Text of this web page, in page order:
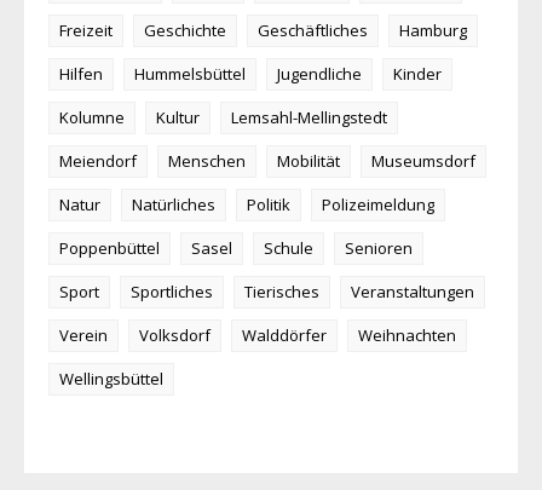
Freizeit
Geschichte Geschäftliches
Hamburg
Hilfen
Hummelsbüttel Jugendliche
Kinder
Kolumne
Kultur
Lemsahl-Mellingstedt
Meiendorf
Menschen Mobilität
Museumsdorf
Natur
Natürliches Politik
Polizeimeldung
Poppenbüttel
Sasel Schule
Senioren
Sport
Sportliches Tierisches
Veranstaltungen
Verein
Volksdorf Walddörfer
Weihnachten
Wellingsbüttel